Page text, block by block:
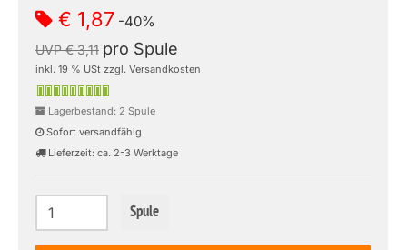
€ 1,87 -40%
UVP € 3,11 pro Spule
inkl. 19 % USt zzgl. Versandkosten
Lagerbestand: 2 Spule
Sofort versandfähig
Lieferzeit: ca. 2-3 Werktage
Spule